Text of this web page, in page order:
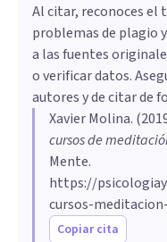
Al citar, reconoces el
problemas de plagio
a las fuentes
o verificar datos.
autores y de citar de
Xavier Molina. (
cursos de
Mente.
https://
cursos-
Copiar cita